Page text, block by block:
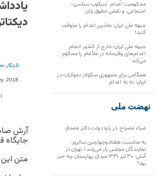
تارنگار
2018
آرش
جایگاه
متن این
محکومیت اعدام، سرکوب سیاسی–
اجتماعی، و نقض حقوق زنان
جبهه ملی ایران: ماشین اعدام را متوقف
کنید!
جبهه ملی ایران-خارج از کشور انجام
اعدام‌های وقیحانه در ملأِعام را محکوم
می‌کند
همگامی برای جمهوری سکولار دموکرات در
ایران: نه به اعدام
نهضت ملی
ضیاء مصباح: در باره دولت دکتر مصدق
به مناسبت هفتادوچهارمین سالروز:
نمایندگان مجلس زار می‌زدند/ تهران در
آتش؛ ۳۰ تیر ۱۳۳۱ میدان بهارستان چه خبر
بود؟